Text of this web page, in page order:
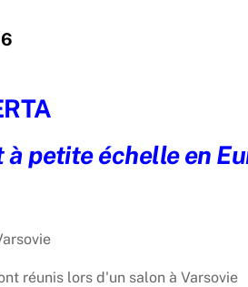
petite échelle en
réunis lors d'un salon à Varsovie